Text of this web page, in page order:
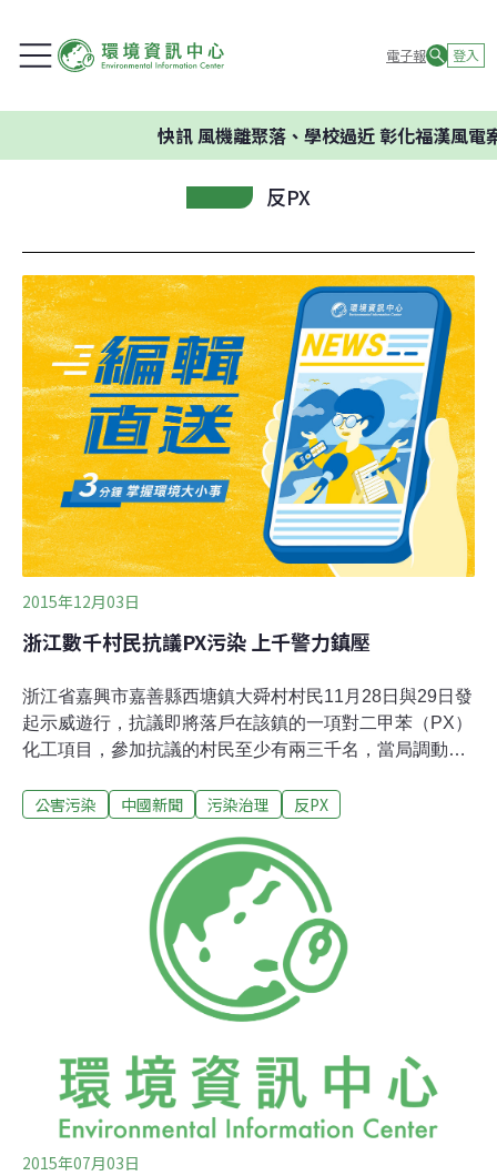
電子報 登入
快訊風機離聚落、學校過近 彰化福漢風電
反PX
2015年12月03日
浙江數千村民抗議PX污染 上千警力鎮壓
浙江省嘉興市嘉善縣西塘鎮大舜村村民11月28日與29日發
起示威遊行，抗議即將落戶在該鎮的一項對二甲苯（PX）
化工項目，參加抗議的村民至少有兩三千名，當局調動上
將一項PX項目選址在鈕釦工業園區，該PX項目是前階段
移至該村。當地政府卻否認該化工項目是七星鎮轉移項
目，聲稱項目主體為中外合資的嘉善騰成化工有限公司，
主要將生產磷化液、絮凝劑、清洗劑、表調劑、拋光液、
無鎳封孔劑等，用於金屬表面處理與污水處理。由於當地
政府宣稱已完成該項目環評工作，引發村民展開大規模的
抗議活動，村民表示，只要是化工廠落戶大舜村，村民將
繼續抗議。參與抗爭的男女老少手持「不要金山銀山，只
代留下健康空氣」等標語牌，並且打起橫幅。村民認為，
為了子孫後代，他們有責任拒絕污染。
公害污染 中國新聞 污染治理 反PX
2015年07月03日